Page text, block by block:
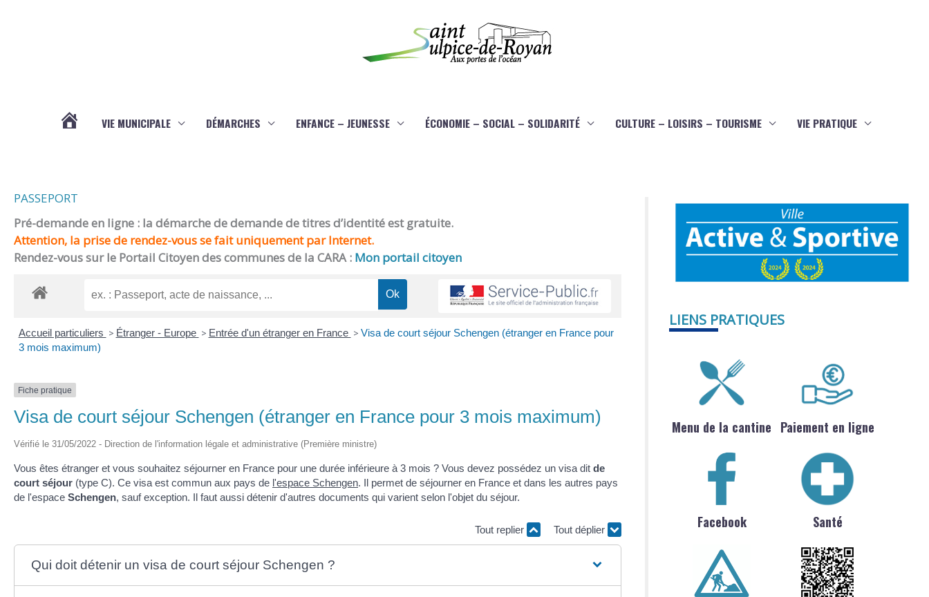
VIE MUNICIPALE DÉMARCHES ENFANCE – JEUNESSE ÉCONOMIE – SOCIAL – SOLIDARITÉ CULTURE – LOISIRS – TOURISME VIE PRATIQUE
PASSEPORT
Pré-demande en ligne : la démarche de demande de titres d’identité est gratuite.
Attention, la prise de rendez-vous se fait uniquement par Internet.
Rendez-vous sur le Portail Citoyen des communes de la CARA : Mon portail citoyen
Accueil particuliers > Étranger - Europe > Entrée d'un étranger en France > Visa de court séjour Schengen (étranger en France pour
3 mois maximum)
Fiche pratique
Visa de court séjour Schengen (étranger en France pour 3 mois maximum)
Vérifié le 31/05/2022 - Direction de l'information légale et administrative (Première ministre)
Vous êtes étranger et vous souhaitez séjourner en France pour une durée inférieure à 3 mois ? Vous devez possédez un visa dit de
court séjour (type C). Ce visa est commun aux pays de l'espace Schengen. Il permet de séjourner en France et dans les autres pays
de l'espace Schengen, sauf exception. Il faut aussi détenir d'autres documents qui varient selon l'objet du séjour.
Tout replier Tout déplier
Qui doit détenir un visa de court séjour Schengen ?
LIENS PRATIQUES
Menu de la cantine Paiement en ligne
Facebook Santé